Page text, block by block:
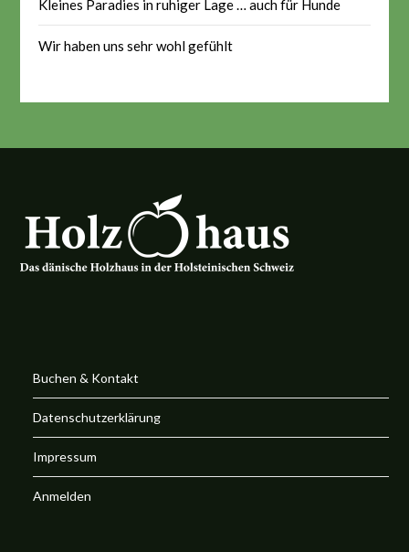
Kleines Paradies in ruhiger Lage … auch für Hunde
Wir haben uns sehr wohl gefühlt
Buchen & Kontakt
Datenschutzerklärung
Impressum
Anmelden